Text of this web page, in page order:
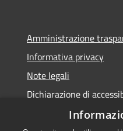
Amministrazione
Informativa privacy
Note legali
Dichiarazione di